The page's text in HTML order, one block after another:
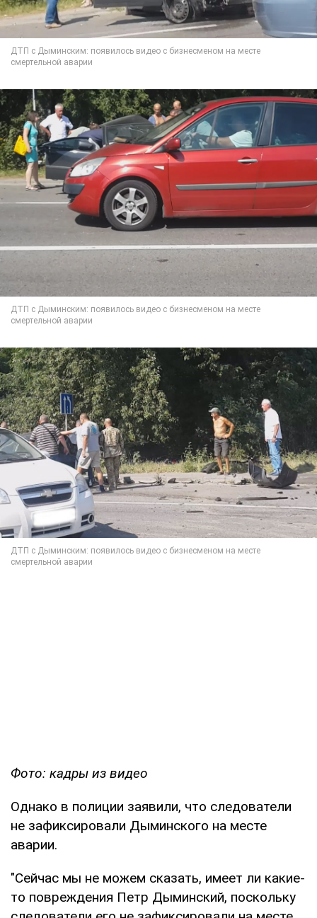
Фото: кадры из видео
Однако в полиции заявили, что следователи
не зафиксировали Дыминского на месте
аварии.
"Сейчас мы не можем сказать, имеет ли какие-
то повреждения Петр Дыминский, поскольку